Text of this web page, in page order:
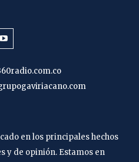
en los principales hechos
y de opinión. Estamos en